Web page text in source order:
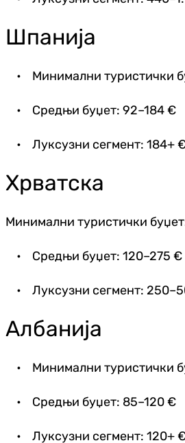
Шпанија
• Минимални туристички
• Средњи буџет: 92–184 €
• Луксузни сегмент: 184+
Хрватска
Минимални туристички
• Средњи буџет: 120–275 €
• Луксузни сегмент:
Албанија
• Минимални туристички
• Средњи буџет: 85–120 €
• Луксузни сегмент: 120+